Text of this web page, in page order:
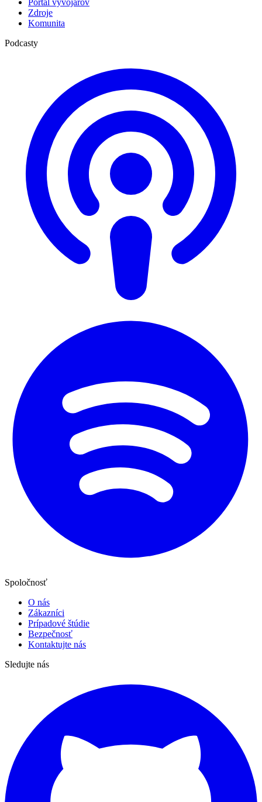
Portál vývojárov
Zdroje
Komunita
Podcasty
Spoločnosť
O nás
Zákazníci
Prípadové štúdie
Bezpečnosť
Kontaktujte nás
Sledujte nás